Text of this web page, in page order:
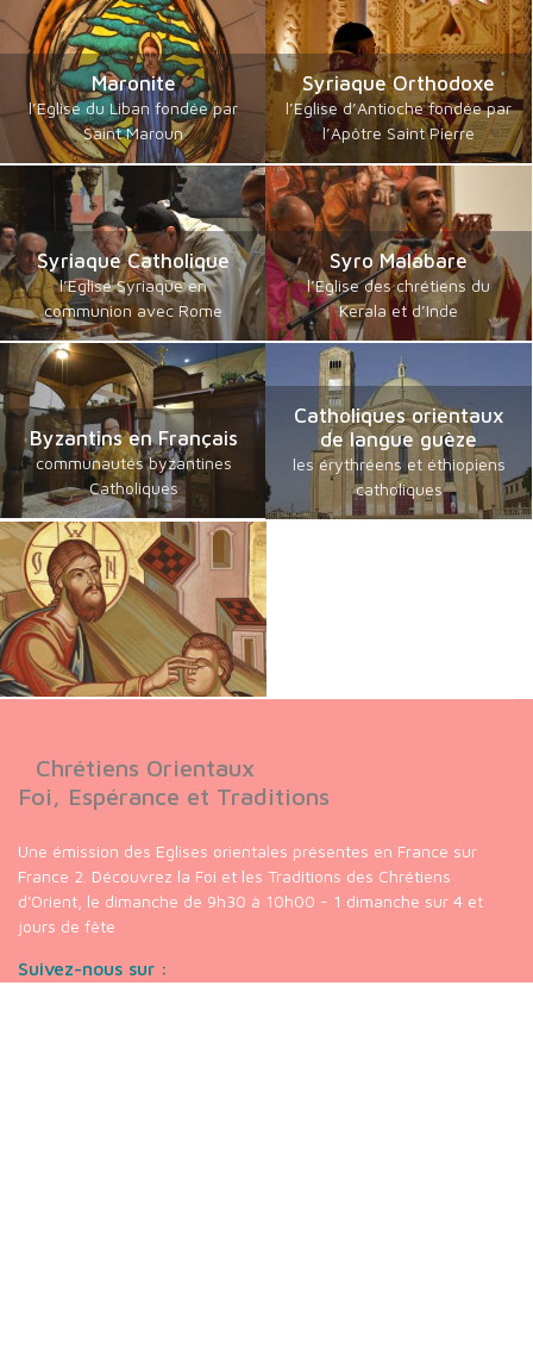
Maronite
l’Eglise du Liban fondée par
Saint Maroun
Syriaque Orthodoxe
l’Eglise d’Antioche fondée par
l’Apôtre Saint Pierre
Syriaque Catholique
l’Eglise Syriaque en
communion avec Rome
Syro Malabare
l’Eglise des chrétiens du
Kerala et d’Inde
Byzantins en Français
communautés byzantines
Catholiques
Catholiques orientaux
de langue guèze
les érythréens et éthiopiens
catholiques
Chrétiens Orientaux
Foi, Espérance et Traditions
Une émission des Eglises orientales présentes en France sur
France 2. Découvrez la Foi et les Traditions des Chrétiens
d'Orient, le dimanche de 9h30 à 10h00 - 1 dimanche sur 4 et
jours de fête
Suivez-nous sur :